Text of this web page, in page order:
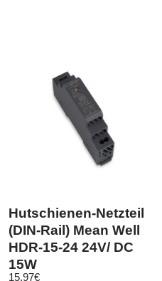
Hutschienen-Netzteil
(DIN-Rail) Mean Well
HDR-15-24 24V/ DC
15W
15,97€